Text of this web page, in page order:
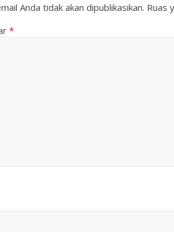
Anda tidak akan dipublikasikan. Ruas
*